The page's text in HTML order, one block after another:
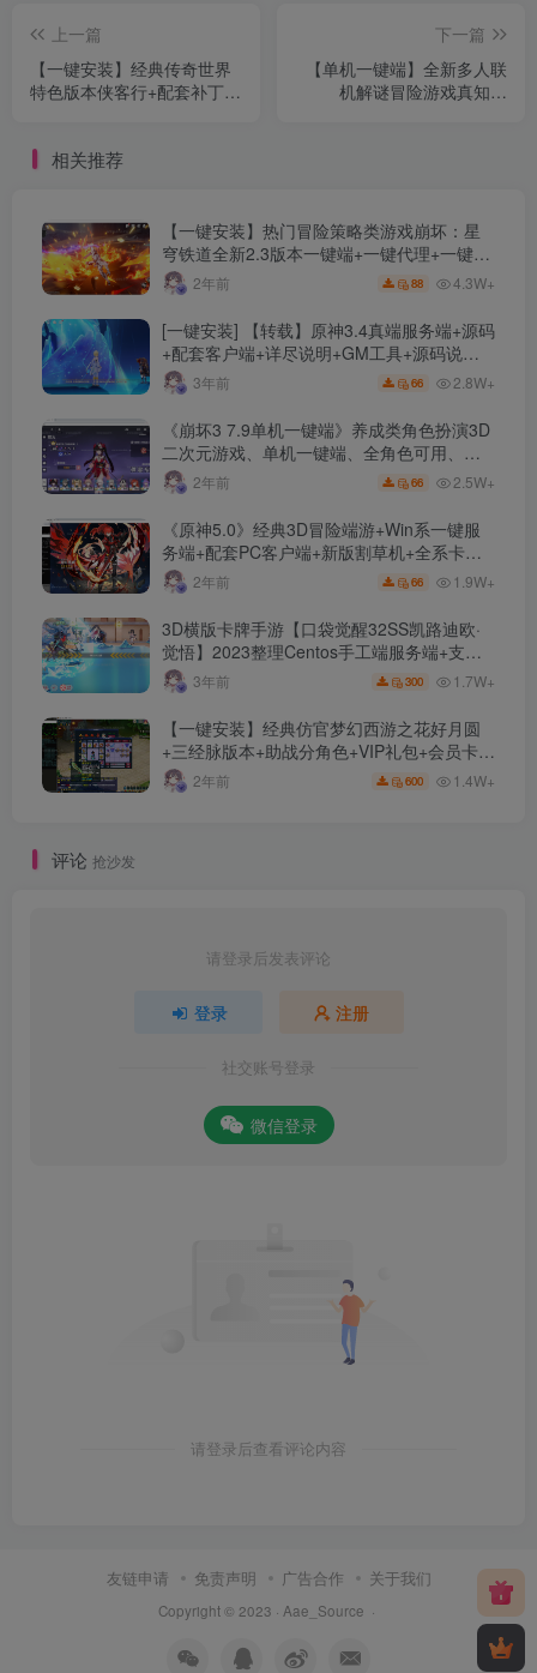
上一篇
【一键安装】经典传奇世界
特色版本侠客行+配套补丁及
下一篇
【单机一键端】全新多人联
机解谜冒险游戏真知之
相关推荐
【一键安装】热门冒险策略类游戏崩坏：星
穹铁道全新2.3版本一键端+一键代理+一键启
动+免虚拟机
2年前 88 4.3W+
[一键安装] 【转载】原神3.4真端服务端+源码
+配套客户端+详尽说明+GM工具+源码说明
文件3年前 66 2.8W+
《崩坏3 7.9单机一键端》养成类角色扮演3D
二次元游戏、单机一键端、全角色可用、无
限资源、附带保姆级安装教程
2年前 66 2.5W+
《原神5.0》经典3D冒险端游+Win系一键服
务端+配套PC客户端+新版割草机+全系卡池
文件2年前 66 1.9W+
3D横版卡牌手游【口袋觉醒32SS凯路迪欧·
觉悟】2023整理Centos手工端服务端+支付
对接+安卓苹果双端+运营后台+GM授权后台
+代理后台
3年前 300 1.7W+
【一键安装】经典仿官梦幻西游之花好月圆
+三经脉版本+助战分角色+VIP礼包+会员卡
+剧情活动+视频搭建及其他修改资料
2年前 600 1.4W+
评论 抢沙发
请登录后发表评论
登录 注册
社交账号登录
微信登录
请登录后查看评论内容
友链申请 免责声明 广告合作 关于我们
Copyright © 2023 · Aae_Source ·